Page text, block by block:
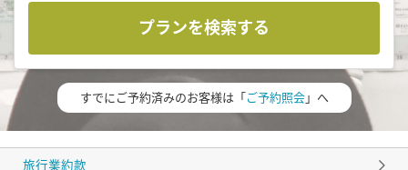
プランを検索する
すでにご予約済みのお客様は「ご予約照会」へ
旅行業約款